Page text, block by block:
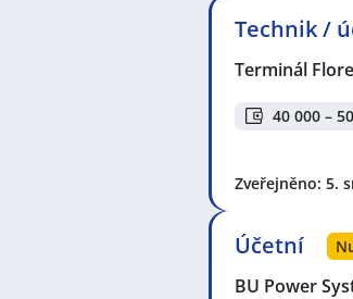
Technik /
Terminál
40 000 –
Zveřejněno: 5.
Účetní
BU Power